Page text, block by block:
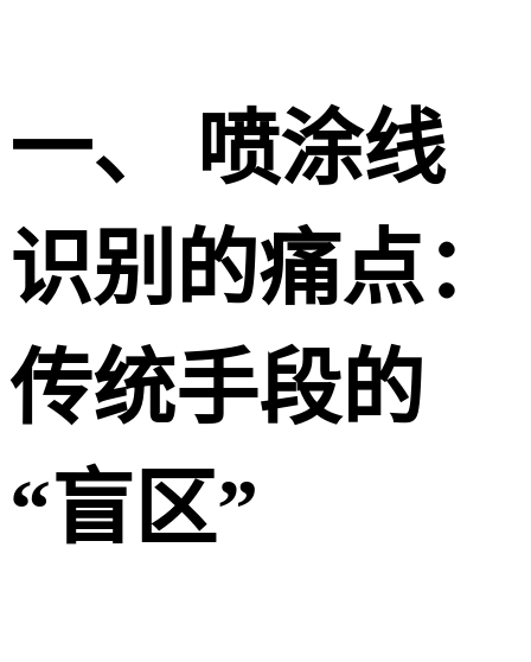
一、 喷涂线
识别的痛点：
传统手段的
“盲区”